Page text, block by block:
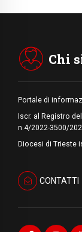
Chi
Portale di
Iscr. al Registro
n.4/2022-3500/
Diocesi di Trieste
CONTATTI